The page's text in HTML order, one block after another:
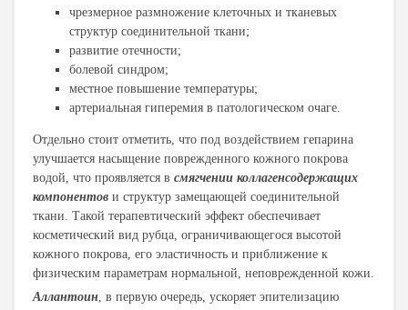
чрезмерное размножение клеточных и тканевых
структур соединительной ткани;
развитие отечности;
болевой синдром;
местное повышение температуры;
артериальная гиперемия в патологическом очаге.
Отдельно стоит отметить, что под воздействием гепарина
улучшается насыщение поврежденного кожного покрова
водой, что проявляется в смягчении коллагенсодержащих
компонентов и структур замещающей соединительной
ткани. Такой терапевтический эффект обеспечивает
косметический вид рубца, ограничивающегося высотой
кожного покрова, его эластичность и приближение к
физическим параметрам нормальной, неповрежденной кожи.
Аллантоин, в первую очередь, ускоряет эпителизацию